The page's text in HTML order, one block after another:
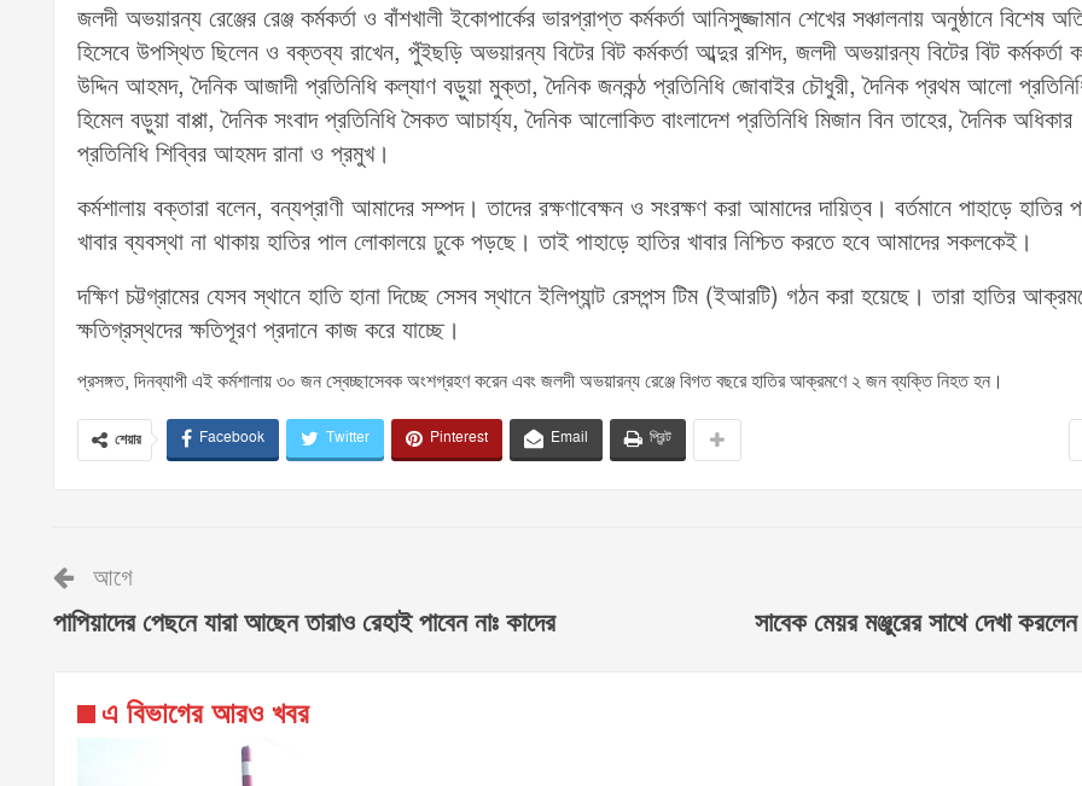
জলদী অভয়ারন্য রেঞ্জের রেঞ্জ কর্মকর্তা ও বাঁশখালী ইকোপার্কের ভারপ্রাপ্ত কর্মকর্তা আনিসুজ্জামান শেখের সঞ্চালনায় অনুষ্ঠানে বিশেষ
হিসেবে উপস্থিত ছিলেন ও বক্তব্য রাখেন, পুঁইছড়ি অভয়ারন্য বিটের বিট কর্মকর্তা আব্দুর রশিদ, জলদী অভয়ারন্য বিটের বিট কর্মকর্তা
উদ্দিন আহমদ, দৈনিক আজাদী প্রতিনিধি কল্যাণ বড়ুয়া মুক্তা, দৈনিক জনকন্ঠ প্রতিনিধি জোবাইর চৌধুরী, দৈনিক প্রথম আলো
হিমেল বড়ুয়া বাপ্পা, দৈনিক সংবাদ প্রতিনিধি সৈকত আচার্য্য, দৈনিক আলোকিত বাংলাদেশ প্রতিনিধি মিজান বিন তাহের, দৈনিক অধিকার
প্রতিনিধি শিব্বির আহমদ রানা ও প্রমুখ।
কর্মশালায় বক্তারা বলেন, বন্যপ্রাণী আমাদের সম্পদ। তাদের রক্ষণাবেক্ষন ও সংরক্ষণ করা আমাদের দায়িত্ব। বর্তমানে পাহাড়ে হাতির
খাবার ব্যবস্থা না থাকায় হাতির পাল লোকালয়ে ঢুকে পড়ছে। তাই পাহাড়ে হাতির খাবার নিশ্চিত করতে হবে আমাদের সকলকেই।
দক্ষিণ চট্টগ্রামের যেসব স্থানে হাতি হানা দিচ্ছে সেসব স্থানে ইলিপ্যান্ট রেসপন্স টিম (ইআরটি) গঠন করা হয়েছে। তারা হাতির
ক্ষতিগ্রস্থদের ক্ষতিপূরণ প্রদানে কাজ করে যাচ্ছে।
প্রসঙ্গত, দিনব্যাপী এই কর্মশালায় ৩০ জন স্বেচ্ছাসেবক অংশগ্রহণ করেন এবং জলদী অভয়ারন্য রেঞ্জে বিগত বছরে হাতির আক্রমণে ২ জন ব্যক্তি নিহত হন।
শেয়ার Facebook Twitter Pinterest Email প্রিন্ট
আগে
পাপিয়াদের পেছনে যারা আছেন তারাও রেহাই পাবেন নাঃ কাদের সাবেক মেয়র মঞ্জুরের সাথে দেখা
এ বিভাগের আরও খবর